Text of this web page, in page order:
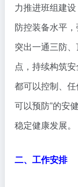
力推进班组建
防控装备水平
突出一通三防
点，持续构筑
都可以控制、
可以预防”的安
稳定健康发展。
二、工作安排